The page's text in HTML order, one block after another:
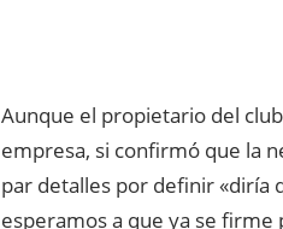
Aunque el propietario del
empresa, si confirmó que la
par detalles por definir «diría
esperamos a que ya se